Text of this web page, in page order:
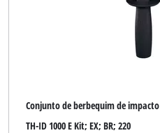
Conjunto de berbequim de impacto
TH-ID 1000 E Kit; EX; BR; 220